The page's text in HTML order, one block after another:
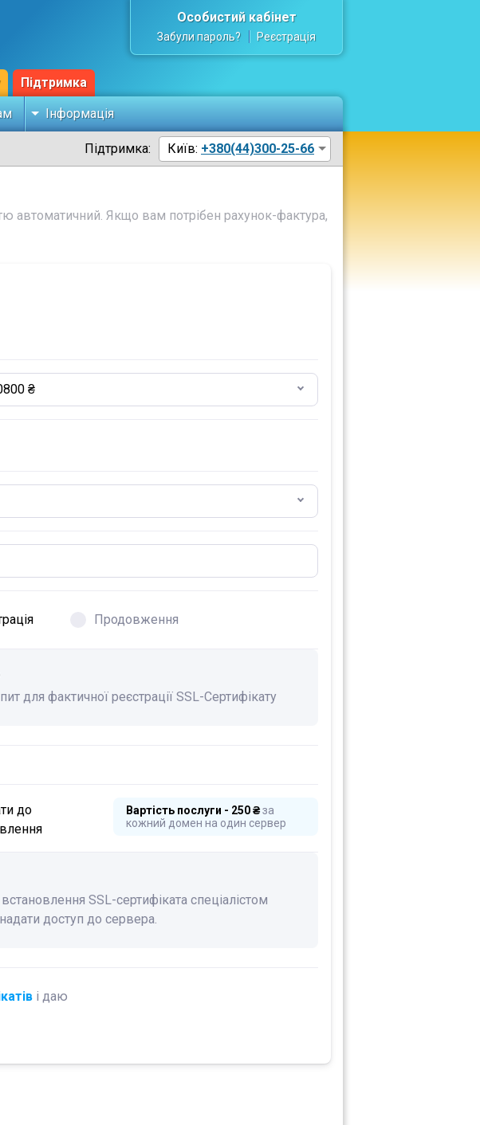
Підтримка
Особистий кабінет
Забули пароль? Реєстрація
Інформація
Підтримка: Київ: +380(44)300-25-66
автоматичний. Якщо вам потрібен рахунок-фактура,
₴
Продовження
для фактичної реєстрації SSL-Сертифікату
до
Вартість послуги - 250 ₴за
кожний домен на один сервер
SSL-сертифіката спеціалістом
доступ до сервера.
і даю